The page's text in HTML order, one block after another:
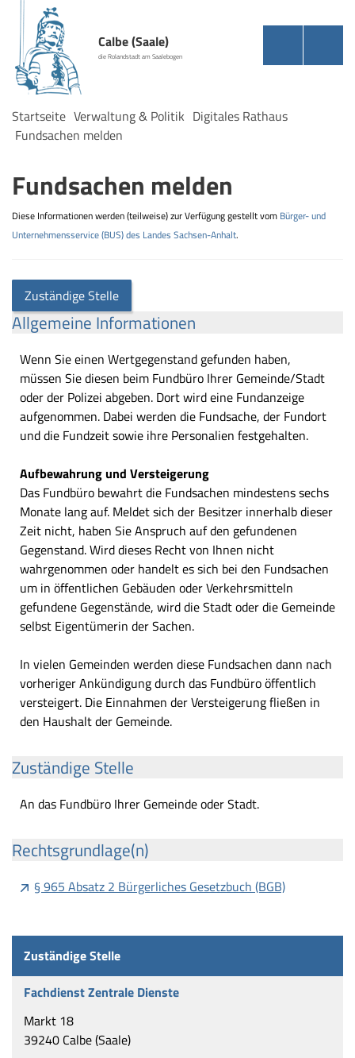
Calbe (Saale)
die Rolandstadt am Saalebogen
Startseite Verwaltung & Politik Digitales Rathaus
Fundsachen melden
Fundsachen melden
Diese Informationen werden (teilweise) zur Verfügung gestellt vom Bürger- und
Unternehmensservice (BUS) des Landes Sachsen-Anhalt.
Zuständige Stelle
Allgemeine Informationen
Wenn Sie einen Wertgegenstand gefunden haben,
müssen Sie diesen beim Fundbüro Ihrer Gemeinde/Stadt
oder der Polizei abgeben. Dort wird eine Fundanzeige
aufgenommen. Dabei werden die Fundsache, der Fundort
und die Fundzeit sowie ihre Personalien festgehalten.
Aufbewahrung und Versteigerung
Das Fundbüro bewahrt die Fundsachen mindestens sechs
Monate lang auf. Meldet sich der Besitzer innerhalb dieser
Zeit nicht, haben Sie Anspruch auf den gefundenen
Gegenstand. Wird dieses Recht von Ihnen nicht
wahrgenommen oder handelt es sich bei den Fundsachen
um in öffentlichen Gebäuden oder Verkehrsmitteln
gefundene Gegenstände, wird die Stadt oder die Gemeinde
selbst Eigentümerin der Sachen.
In vielen Gemeinden werden diese Fundsachen dann nach
vorheriger Ankündigung durch das Fundbüro öffentlich
versteigert. Die Einnahmen der Versteigerung fließen in
den Haushalt der Gemeinde.
Zuständige Stelle
An das Fundbüro Ihrer Gemeinde oder Stadt.
Rechtsgrundlage(n)
§ 965 Absatz 2 Bürgerliches Gesetzbuch (BGB)
Zuständige Stelle
Fachdienst Zentrale Dienste
Markt 18
39240 Calbe (Saale)